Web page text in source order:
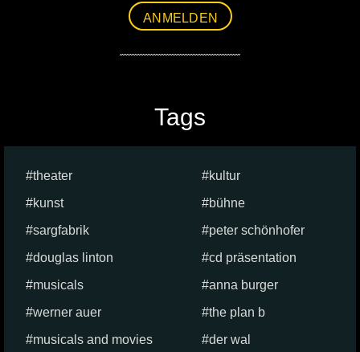
ANMELDEN
Tags
theater
kultur
kunst
bühne
sargfabrik
peter schönhofer
douglas linton
cd präsentation
musicals
anna burger
werner auer
the plan b
musicals and movies
der wal